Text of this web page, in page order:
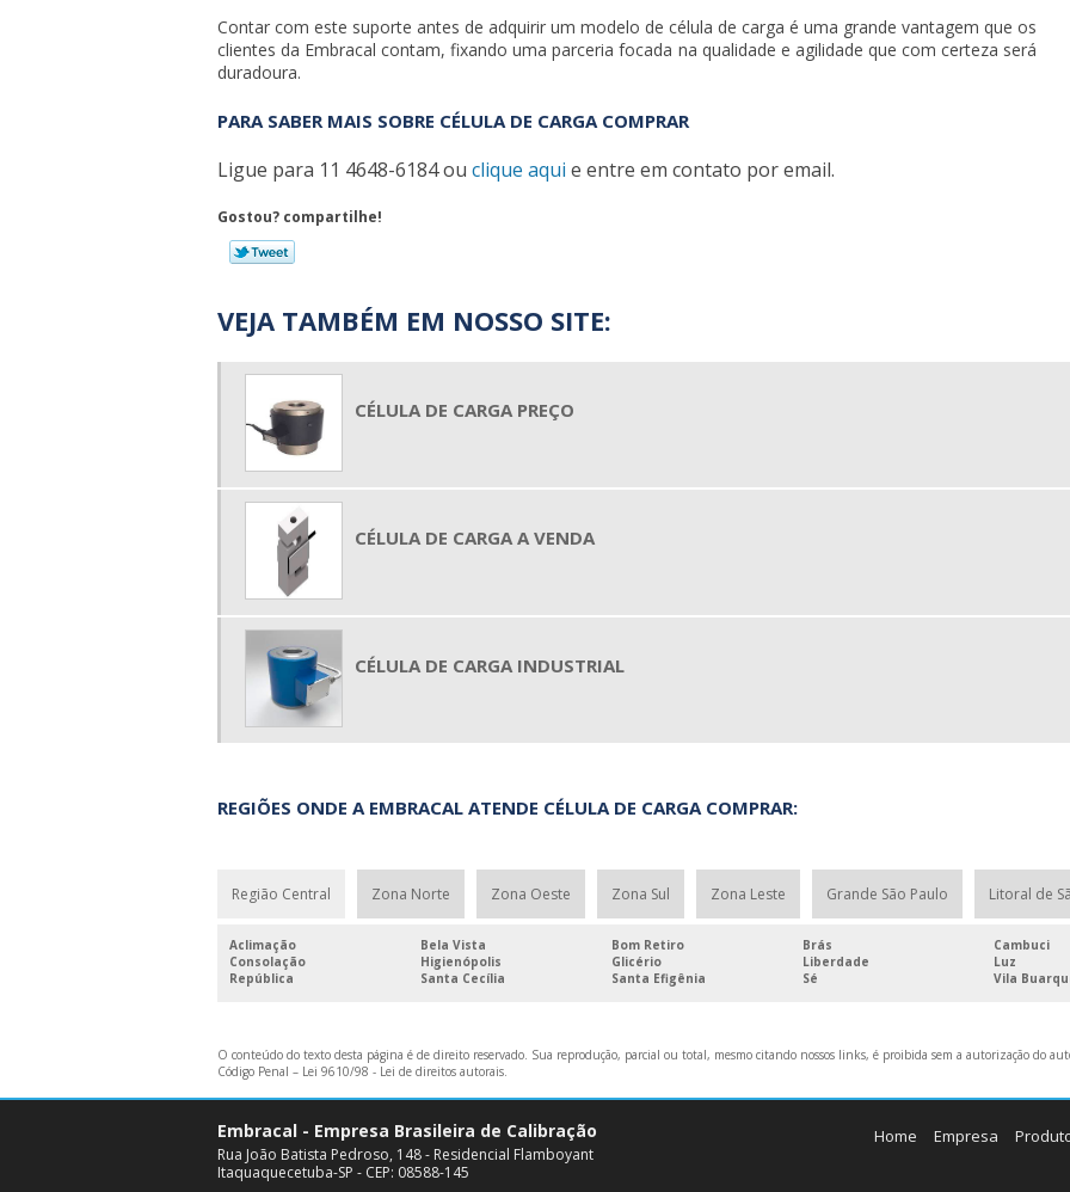
Contar com este suporte antes de adquirir um modelo de célula de carga é uma grande vantagem que os
clientes da Embracal contam, fixando uma parceria focada na qualidade e agilidade que com certeza será
duradoura.
PARA SABER MAIS SOBRE CÉLULA DE CARGA COMPRAR
Ligue para 11 4648-6184ou clique aqui e entre em contato por email.
Gostou? compartilhe!
VEJA TAMBÉM EM NOSSO SITE:
CÉLULA DE CARGA PREÇO
CÉLULA DE CARGA A VENDA
CÉLULA DE CARGA INDUSTRIAL
REGIÕES ONDE A EMBRACAL ATENDE CÉLULA DE CARGA COMPRAR:
Região Central Zona Norte Zona Oeste Zona Sul Zona Leste Grande São Paulo Litoral de
Aclimação Bela Vista Bom Retiro Brás Cambuci
Consolação
Higienópolis Glicério Liberdade Luz
República
Santa Cecília Santa Efigênia Sé Vila
O conteúdo do texto desta página é de direito reservado. Sua reprodução, parcial ou total, mesmo citando nossos links, é proibida sem a autorização do
Código Penal – Lei 9610/98 - Lei de direitos autorais
Embracal - Empresa Brasileira de Calibração
Rua João Batista Pedroso, 148 - Residencial Flamboyant
Itaquaquecetuba-SP - CEP: 08588-145
Home Empresa